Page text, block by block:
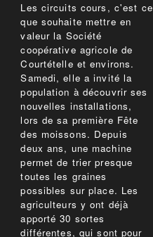
Les circuits cours, c'est ce
que souhaite mettre en
valeur la Société
coopérative agricole de
Courtételle et environs.
Samedi, elle a invité la
population à découvrir ses
nouvelles installations,
lors de sa première Fête
des moissons. Depuis
deux ans, une machine
permet de trier presque
toutes les graines
possibles sur place. Les
agriculteurs y ont déjà
apporté 30 sortes
différentes, qui sont pour